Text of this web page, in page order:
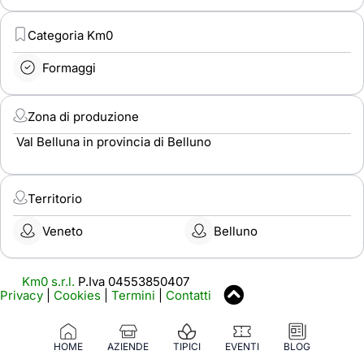
HOME AZIENDE TIPICI EVENTI BLOG
Categoria Km0
Formaggi
Zona di produzione
Val Belluna in provincia di Belluno
Territorio
Veneto Belluno
Km0 s.r.l. P.Iva 04553850407
Privacy
Cookies Termini Contatti